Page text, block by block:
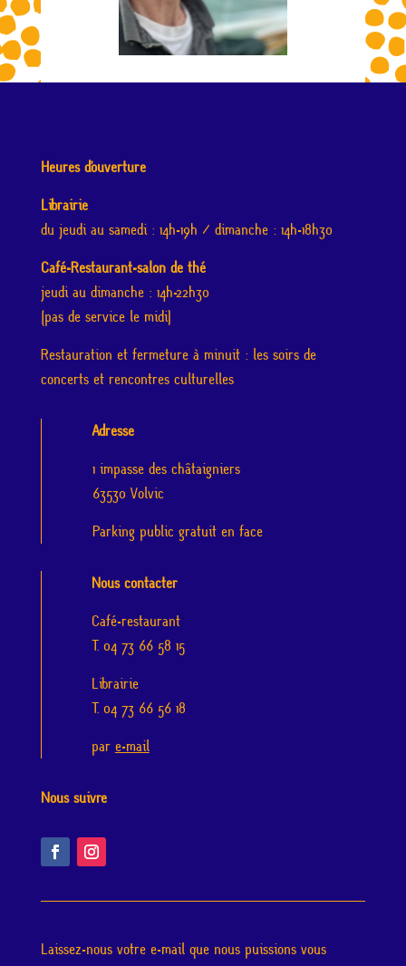
Heures d’ouverture
Librairie
du jeudi au samedi : 14h-19h / dimanche : 14h-18h30
Café-Restaurant-salon de thé
jeudi au dimanche : 14h-22h30
(pas de service le midi)
Restauration et fermeture à minuit : les soirs de
concerts et rencontres culturelles
Adresse
1 impasse des châtaigniers
63530 Volvic
Parking public gratuit en face
Nous contacter
Café-restaurant
T. 04 73 66 58 15
Librairie
T. 04 73 66 56 18
par e-mail
Nous suivre
Laissez-nous votre e-mail que nous puissions vous